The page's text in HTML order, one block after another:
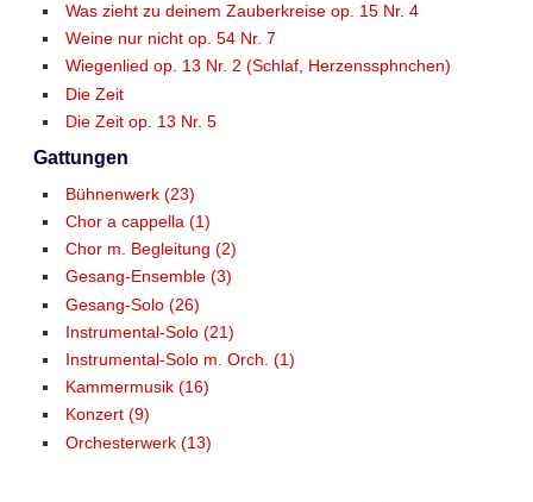
Was zieht zu deinem Zauberkreise op. 15 Nr. 4
Weine nur nicht op. 54 Nr. 7
Wiegenlied op. 13 Nr. 2 (Schlaf, Herzenssphnchen)
Die Zeit
Die Zeit op. 13 Nr. 5
Gattungen
Bühnenwerk (23)
Chor a cappella (1)
Chor m. Begleitung (2)
Gesang-Ensemble (3)
Gesang-Solo (26)
Instrumental-Solo (21)
Instrumental-Solo m. Orch. (1)
Kammermusik (16)
Konzert (9)
Orchesterwerk (13)